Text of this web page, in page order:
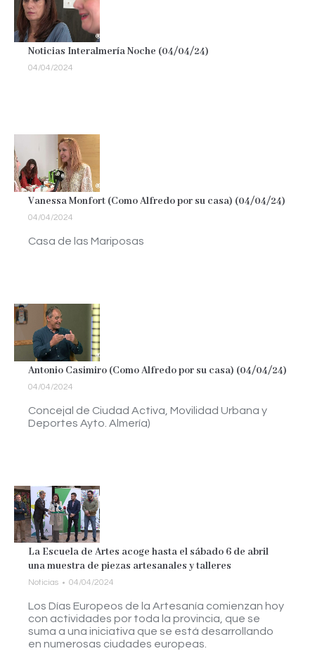
Noticias Interalmería Noche (04/04/24)
04/04/2024
Vanessa Monfort (Como Alfredo por su casa) (04/04/24)
04/04/2024
Casa de las Mariposas
Antonio Casimiro (Como Alfredo por su casa) (04/04/24)
04/04/2024
Concejal de Ciudad Activa, Movilidad Urbana y
Deportes Ayto. Almería)
La Escuela de Artes acoge hasta el sábado 6 de abril
una muestra de piezas artesanales y talleres
Noticias 04/04/2024
Los Días Europeos de la Artesanía comienzan hoy
con actividades por toda la provincia, que se
suma a una iniciativa que se está desarrollando
en numerosas ciudades europeas.